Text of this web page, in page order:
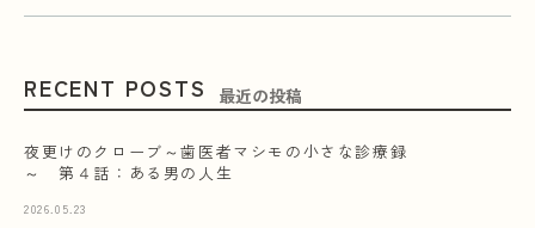
RECENT POSTS 最近の投稿
夜更けのクローブ～歯医者マシモの小さな診療録
～ 第４話：ある男の人生
2026.05.23